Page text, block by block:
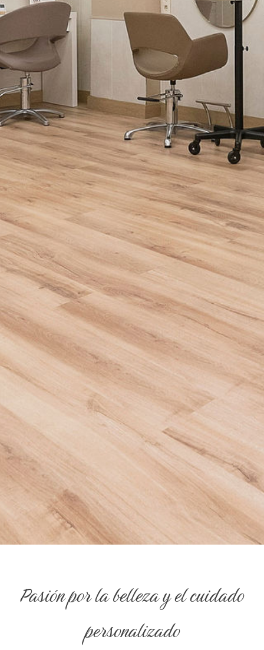
Pasión por la belleza y el cuidado
personalizado